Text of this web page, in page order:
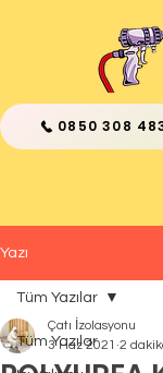
0850 308
Yazı
Tüm Yazılar
Tüm Yazılar
Çatı İzolasyonu
3 Haz 2021 2